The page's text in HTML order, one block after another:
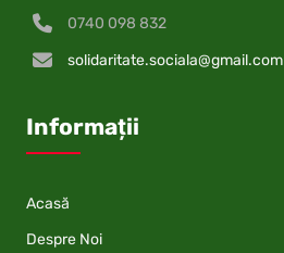
0740 098 832
solidaritate.sociala@gmail.com
Informații
Acasă
Despre Noi